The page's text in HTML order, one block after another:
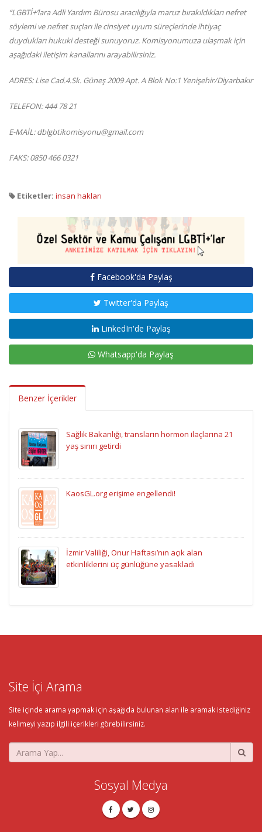
“LGBTİ+’lara Adli Yardım Bürosu aracılığıyla maruz bırakıldıkları nefret
söylemi ve nefret suçları ile cinsiyet uyum süreçlerinde ihtiyaç
duydukları hukuki desteği sunuyoruz. Komisyonumuza ulaşmak için
aşağıdaki iletişim kanallarını arayabilirsiniz.
ADRES: Lise Cad.4.Sk. Güneş 2009 Apt. A Blok No:1 Yenişehir/Diyarbakır
TELEFON: 444 78 21
E-MAİL: dblgbtikomisyonu@gmail.com
FAKS: 0850 466 0321
Etiketler: insan hakları
Facebook'da Paylaş
Twitter'da Paylaş
LinkedIn'de Paylaş
Whatsapp'da Paylaş
Benzer İçerikler
Sağlık Bakanlığı, transların hormon ilaçlarına 21
yaş sınırı getirdi
KaosGL.org erişime engellendi!
İzmir Valiliği, Onur Haftası’nın açık alan
etkinliklerini üç günlüğüne yasakladı
Site İçi Arama
Site içinde arama yapmak için aşağıda bulunan alan ile aramak istediğiniz
kelimeyi yazıp ilgili içerikleri görebilirsiniz.
Sosyal Medya